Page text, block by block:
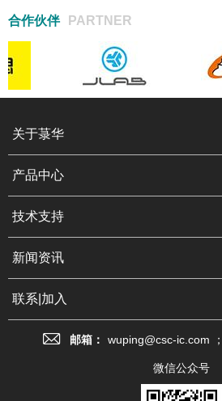
合作伙伴 PARTNER
关于菉华
产品中心
技术支持
新闻资讯
联系|加入
邮箱： wuping@csc-ic.com
微信公众号